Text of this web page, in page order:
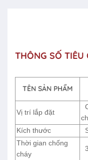
THÔNG SỐ TIÊU
TÊN SẢN PHẨM
Vị trí lắp đặt
Kích thước
Thời gian chống
cháy